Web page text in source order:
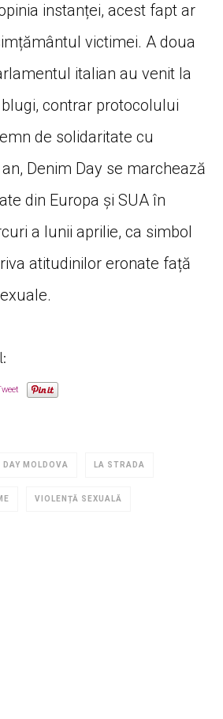
instanței, acest fapt ar
victimei. A doua
italian au venit la
contrar protocolului
de solidaritate cu
Denim Day se marchează
din Europa și SUA în
a lunii aprilie, ca simbol
atitudinilor eronate față
DAY MOLDOVA LA STRADA
VIOLENȚĂ SEXUALĂ